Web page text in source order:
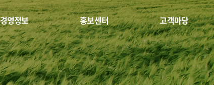
경영정보 홍보센터 고객마당